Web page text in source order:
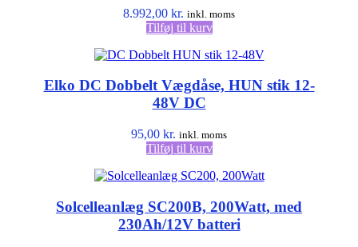
på
8.992,00 kr. inkl. moms
Tilføj til kurv
Elko DC Dobbelt Vægdåse, HUN stik 12-
48V DC
95,00 kr. inkl. moms
Tilføj til kurv
Solcelleanlæg SC200B, 200Watt, med
230Ah/12V batteri